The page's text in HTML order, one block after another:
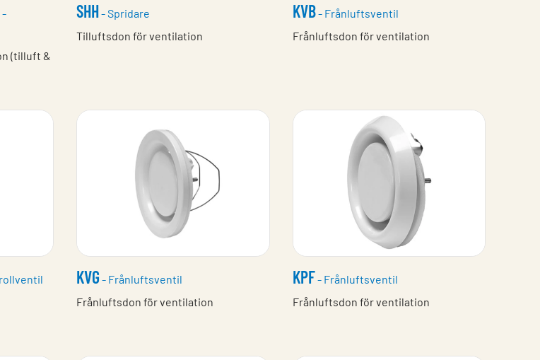
-
(tilluft &
SHH- Spridare
Tilluftsdon för ventilation
KVB- Frånluftsventil
Frånluftsdon för ventilation
KVG - Frånluftsventil
Frånluftsdon för ventilation
KPF- Frånluftsventil
Frånluftsdon för ventilation